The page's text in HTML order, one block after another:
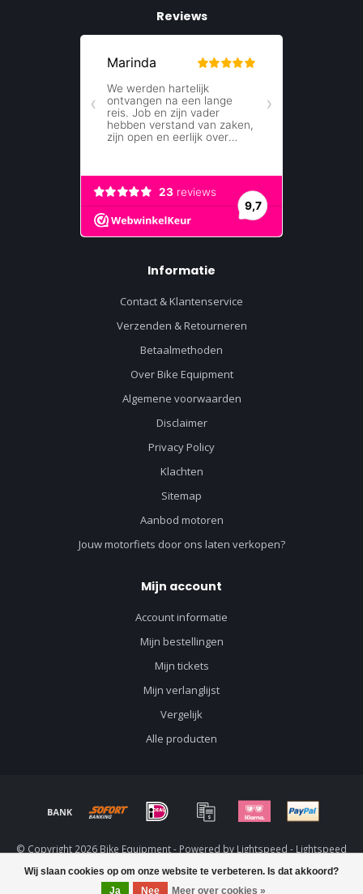
Wij slaan cookies op om onze website te verbeteren. Is dat akkoord?
Ja
Nee Meer over cookies »
Reviews
Informatie
Contact & Klantenservice
Verzenden & Retourneren
Betaalmethoden
Over Bike Equipment
Algemene voorwaarden
Disclaimer
Privacy Policy
Klachten
Sitemap
Aanbod motoren
Jouw motorfiets door ons laten verkopen?
Mijn account
Account informatie
Mijn bestellingen
Mijn tickets
Mijn verlanglijst
Vergelijk
Alle producten
© Copyright 2026 Bike Equipment - Powered by Lightspeed - Lightspeed
designbyDyvelopment